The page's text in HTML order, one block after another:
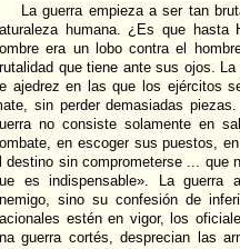
La guerra empieza a ser tan
humana. ¿Es que hasta
era un lobo contra el
que tiene ante sus ojos.
ajedrez en las que los ejércitos
sin perder demasiadas
no consiste solamente en
en escoger sus puestos,
destino sin comprometerse ... que
es indispensable». La guerra
sino su confesión de
estén en vigor, los
guerra cortés, desprecian las